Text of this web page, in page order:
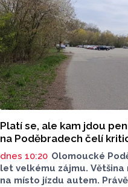
Platí se, ale kam jdou
na Poděbradech čelí
dnes 10:20 Olomoucké
let velkému zájmu.
na místo jízdu autem.